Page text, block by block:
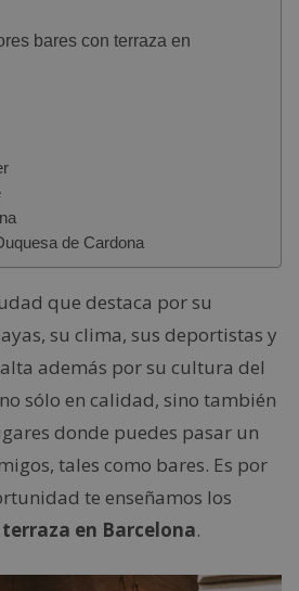
bares con terraza en
de Cardona
que destaca por su
su clima, sus deportistas y
además por su cultura del
no sólo en calidad, sino también
donde puedes pasar un
tales como bares. Es por
te enseñamos los
en Barcelona.